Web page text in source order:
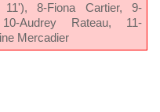
11'), 8-Fiona Cartier, 9-
Audrey Rateau, 11-
Mercadier